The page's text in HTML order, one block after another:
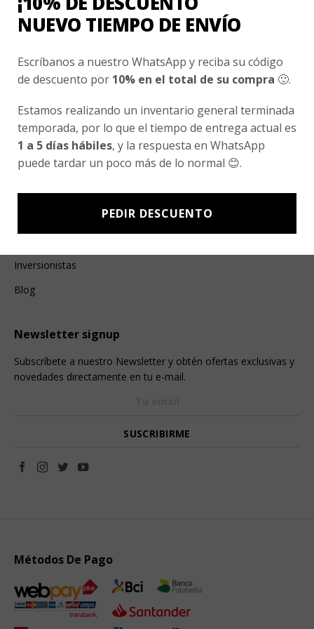
Contacto
¿Cómo Medirme?
Inversionistas
Blog
Newsletter signup
Subscríbete a nuestro Newsletter y obtén ofertas exclusivas y
novedades directamente en tu e-mail.
Métodos De Pago
NUEVO TIEMPO DE ENVÍO
Escríbanos a nuestro WhatsApp y reciba su código
de descuento por 10% en el total de su compra 🙂.
Estamos realizando un inventario general terminada
temporada, por lo que el tiempo de entrega actual es
1 a 5 días hábiles, y la respuesta en WhatsApp
puede tardar un poco más de lo normal 😊.
PEDIR DESCUENTO